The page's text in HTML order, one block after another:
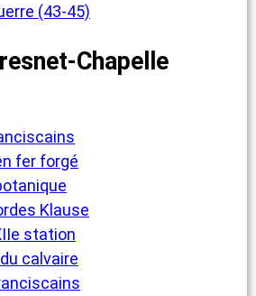
(43-45)
Chapelle
fer forgé
Klause
station
calvaire